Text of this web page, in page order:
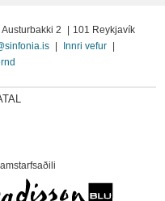
Austurbakki 2
101 Reykjavík
Innri vefur